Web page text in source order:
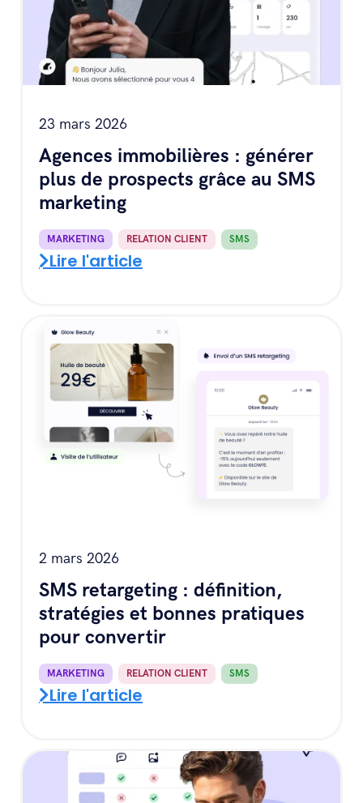
23 mars 2026
Agences immobilières : générer
plus de prospects grâce au SMS
marketing
MARKETING RELATION CLIENT SMS
Lire l'article
2 mars 2026
SMS retargeting : définition,
stratégies et bonnes pratiques
pour convertir
MARKETING RELATION CLIENT SMS
Lire l'article